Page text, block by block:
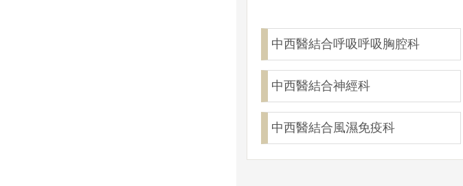
中西醫結合呼吸呼吸胸腔科
中西醫結合神經科
中西醫結合風濕免疫科